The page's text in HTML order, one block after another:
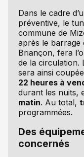
Dans le cadre
préventive, le
commune de
après le barrage
Briançon, fera
de la circulation.
sera ainsi
22 heures à
durant les nuits,
matin. Au total,
programmées.
Des
concernés